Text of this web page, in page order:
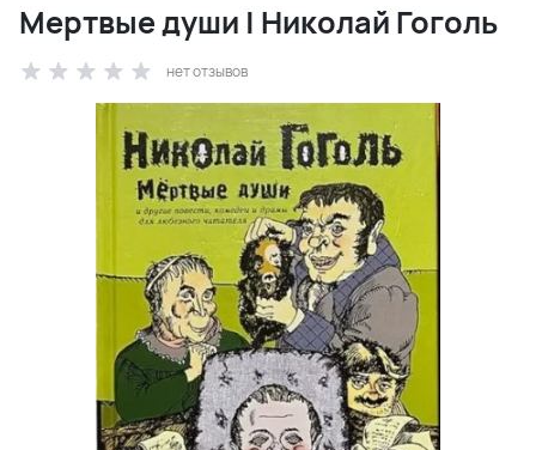
Мертвые души | Николай Гоголь
нет отзывов